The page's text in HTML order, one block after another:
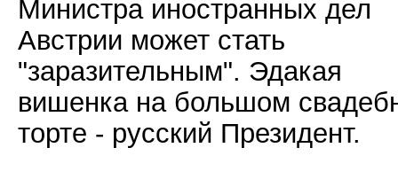
Министра иностранных дел
Австрии может стать
"заразительным". Эдакая
вишенка на большом
торте - русский Президент.